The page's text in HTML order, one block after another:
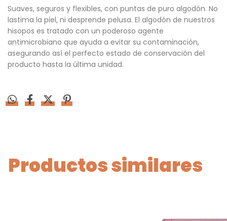
Suaves, seguros y flexibles, con puntas de puro algodón. No
lastima la piel, ni desprende pelusa. El algodón de nuestros
hisopos es tratado con un poderoso agente
antimicrobiano que ayuda a evitar su contaminación,
asegurando así el perfecto estado de conservación del
producto hasta la última unidad.
Productos similares